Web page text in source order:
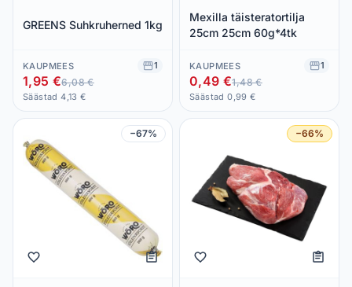
GREENS Suhkruherned 1kg
KAUPMEES 1
1,95 €6,08 €
Säästad 4,13 €
Mexilla täisteratortilja
25cm 25cm 60g*4tk
KAUPMEES 1
0,49 €1,48 €
Säästad 0,99 €
−67% −66%